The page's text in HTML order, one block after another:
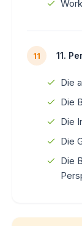
11 11.
Die
Die
Die
Die
Die